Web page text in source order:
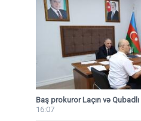
Baş prokuror Laçın və
16:07